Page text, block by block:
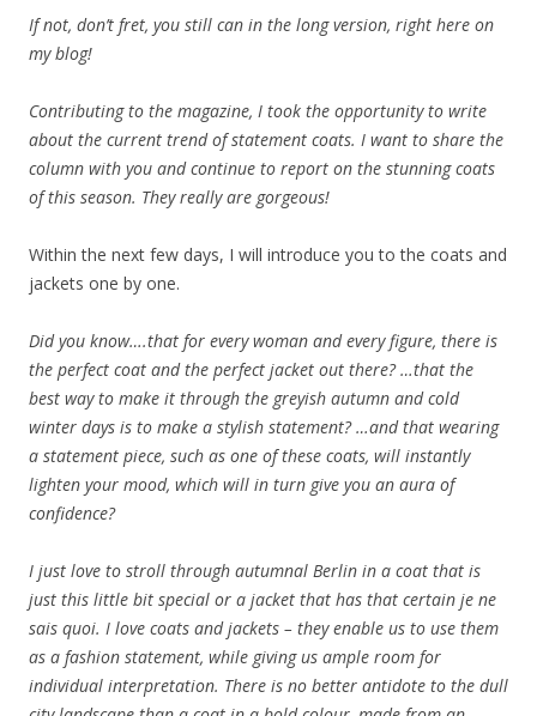
If not, don’t fret, you still can in the long version, right here on
my blog!
Contributing to the magazine, I took the opportunity to write
about the current trend of statement coats. I want to share the
column with you and continue to report on the stunning coats
of this season. They really are gorgeous!
Within the next few days, I will introduce you to the coats and
jackets one by one.
Did you know….that for every woman and every figure, there is
the perfect coat and the perfect jacket out there? …that the
best way to make it through the greyish autumn and cold
winter days is to make a stylish statement? …and that wearing
a statement piece, such as one of these coats, will instantly
lighten your mood, which will in turn give you an aura of
confidence?
I just love to stroll through autumnal Berlin in a coat that is
just this little bit special or a jacket that has that certain je ne
sais quoi. I love coats and jackets – they enable us to use them
as a fashion statement, while giving us ample room for
individual interpretation. There is no better antidote to the dull